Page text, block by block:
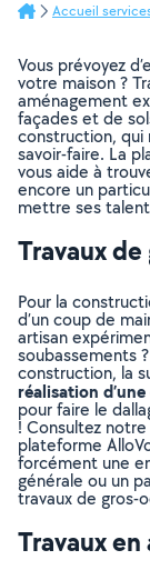
Accueil
Vous prévoyez
votre maison ?
aménagement
façades et de
construction,
savoir-faire. La
vous aide à
encore un
mettre ses
Travaux
Pour la
d’un coup de
artisan
soubassements
construction, la
réalisation
pour faire le
! Consultez
plateforme
forcément une
générale ou un
travaux de gros-
Travaux